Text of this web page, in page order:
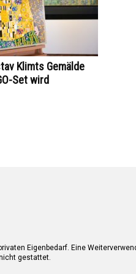
Klimts Gemälde
Set wird
Eigenbedarf. Eine
gestattet.